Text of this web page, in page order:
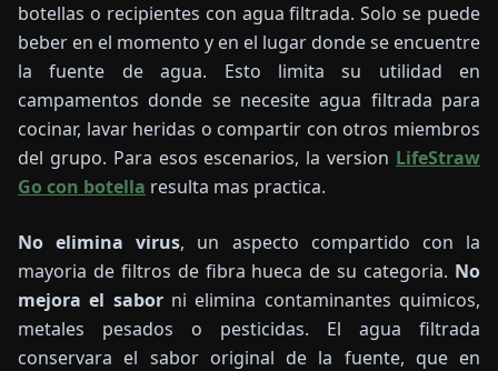
botellas o recipientes con agua filtrada. Solo se puede
beber en el momento y en el lugar donde se encuentre
la fuente de agua. Esto limita su utilidad en
campamentos donde se necesite agua filtrada para
cocinar, lavar heridas o compartir con otros miembros
del grupo. Para esos escenarios, la version LifeStraw
Go con botella resulta mas practica.
No elimina virus, un aspecto compartido con la
mayoria de filtros de fibra hueca de su categoria. No
mejora el saborni elimina contaminantes quimicos,
metales pesados o pesticidas. El agua filtrada
conservara el sabor original de la fuente, que en